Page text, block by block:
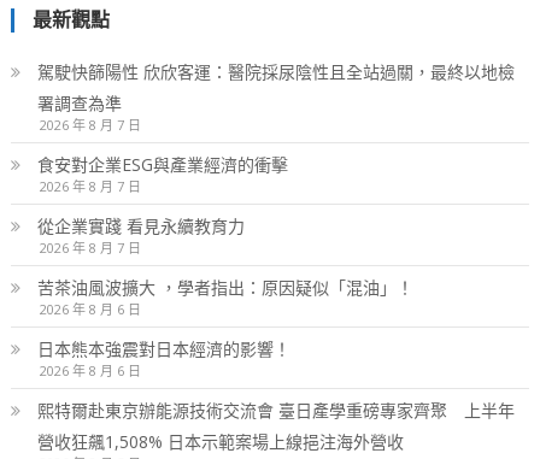
最新觀點
駕駛快篩陽性 欣欣客運：醫院採尿陰性且全站過關，最終以地檢
署調查為準
2026 年 8 月 7 日
食安對企業ESG與產業經濟的衝擊
2026 年 8 月 7 日
從企業實踐 看見永續教育力
2026 年 8 月 7 日
苦茶油風波擴大 ，學者指出：原因疑似「混油」！
2026 年 8 月 6 日
日本熊本強震對日本經濟的影響！
2026 年 8 月 6 日
熙特爾赴東京辦能源技術交流會 臺日產學重磅專家齊聚 上半年
營收狂飆1,508% 日本示範案場上線挹注海外營收